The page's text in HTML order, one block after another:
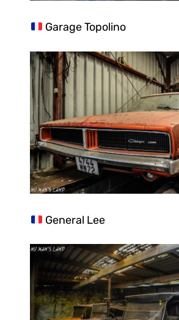
Garage Topolino
General Lee